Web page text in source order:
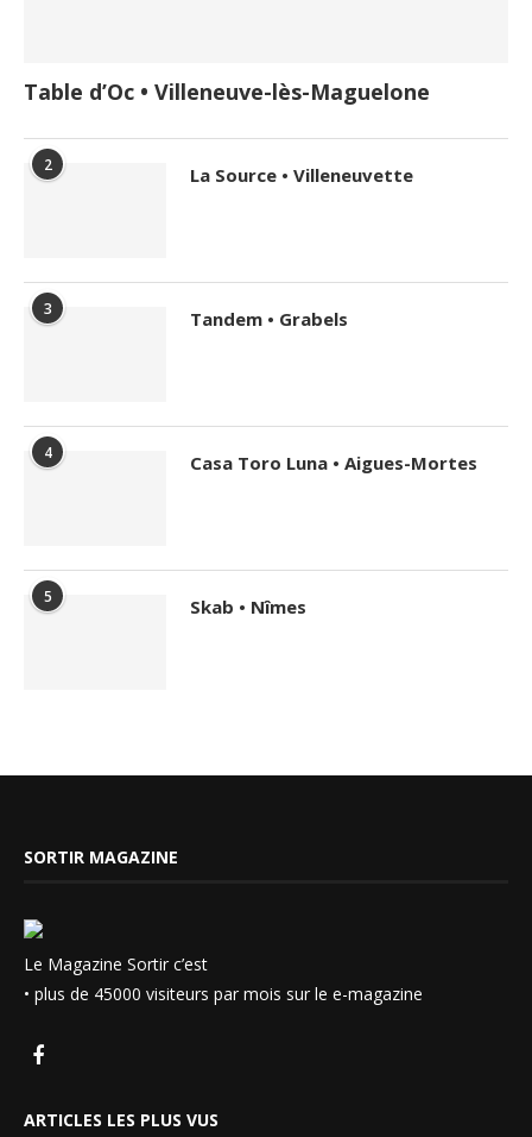
Table d’Oc • Villeneuve-lès-Maguelone
2 La Source • Villeneuvette
3 Tandem • Grabels
4 Casa Toro Luna • Aigues-Mortes
5 Skab • Nîmes
SORTIR MAGAZINE
Le Magazine Sortir c’est
• plus de 45000 visiteurs par mois sur le e-magazine
ARTICLES LES PLUS VUS